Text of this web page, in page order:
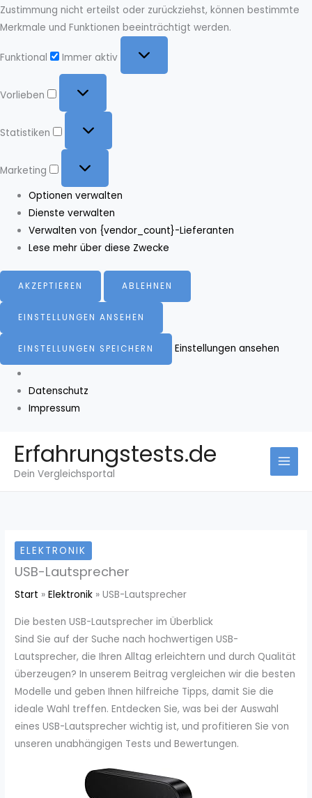
Zustimmung nicht erteilst oder zurückziehst, können bestimmte
Merkmale und Funktionen beeinträchtigt werden.
Funktional
Immer aktiv
Vorlieben
Statistiken
Marketing
Optionen verwalten
Dienste verwalten
Verwalten von {vendor_count}-Lieferanten
Lese mehr über diese Zwecke
AKZEPTIEREN ABLEHNEN
EINSTELLUNGEN ANSEHEN
EINSTELLUNGEN SPEICHERN Einstellungen ansehen
Datenschutz
Impressum
Inhalt
springen
Erfahrungstests.de
Dein Vergleichsportal
ELEKTRONIK
USB-Lautsprecher
Start Elektronik USB-Lautsprecher
Die besten USB-Lautsprecher im Überblick
Sind Sie auf der Suche nach hochwertigen USB-
Lautsprecher, die Ihren Alltag erleichtern und durch Qualität
überzeugen? In unserem Beitrag vergleichen wir die besten
Modelle und geben Ihnen hilfreiche Tipps, damit Sie die
ideale Wahl treffen. Entdecken Sie, was bei der Auswahl
eines USB-Lautsprecher wichtig ist, und profitieren Sie von
unseren unabhängigen Tests und Bewertungen.